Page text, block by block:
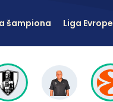
šampiona Liga Evrope